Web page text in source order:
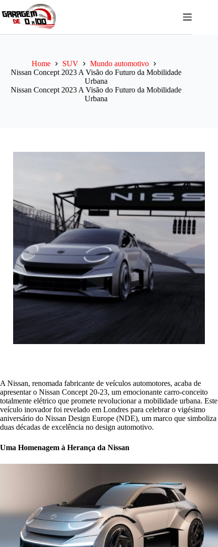
para
Home SUV
Mundo automotivo
Nissan Concept 2023 A Visão do Futuro da Mobilidade
Urbana
Nissan Concept 2023 A Visão do Futuro da Mobilidade
Urbana
A Nissan, renomada fabricante de veículos automotores, acaba de
apresentar o Nissan Concept 20-23, um emocionante carro-conceito
totalmente elétrico que promete revolucionar a mobilidade urbana. Este
veículo inovador foi revelado em Londres para celebrar o vigésimo
aniversário do Nissan Design Europe (NDE), um marco que simboliza
duas décadas de excelência no design automotivo.
Uma Homenagem à Herança da Nissan